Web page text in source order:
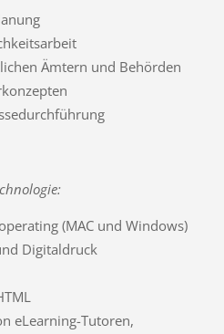
Ämtern und Behörden
(MAC und Windows)
Digitaldruck
eLearning-Tutoren,